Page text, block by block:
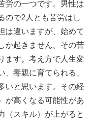
労の一つです。男性は
ので2人とも苦労はし
は違いますが、始めて
か起きません。その苦
ます。考え方で人生変
毒親に育てられる、
いと思います。その経
が高くなる可能性があ
（スキル）が上がると